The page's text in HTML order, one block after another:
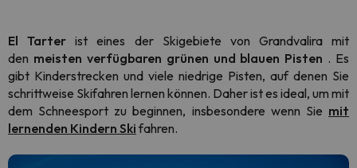
El Tarter ist eines der Skigebiete von Grandvalira mit
den meisten verfügbaren grünen und blauen Pisten . Es
gibt Kinderstrecken und viele niedrige Pisten, auf denen Sie
schrittweise Skifahren lernen können. Daher ist es ideal, um mit
dem Schneesport zu beginnen, insbesondere wenn Sie mit
lernenden Kindern Skifahren.